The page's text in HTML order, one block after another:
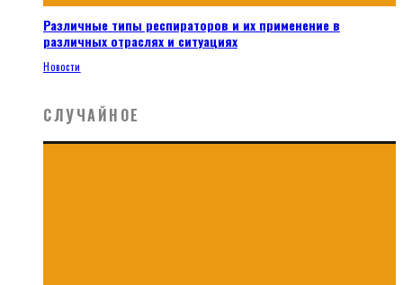
Различные типы респираторов и их применение в
различных отраслях и ситуациях
Новости
СЛУЧАЙНОЕ